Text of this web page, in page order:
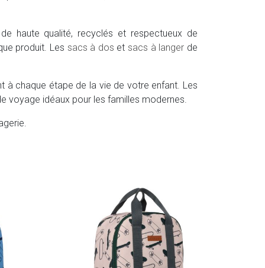
haute qualité, recyclés et respectueux de
produit. Les sacs à dos et sacs à langer de
à chaque étape de la vie de votre enfant. Les
voyage idéaux pour les familles modernes.